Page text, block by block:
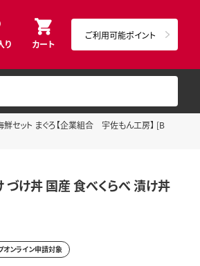
り カート
ご利用可能ポイント
セット まぐろ【企業組合 宇佐もん工房】 [B
づけ丼 国産 食べくらべ 漬け丼
オンライン申請対象